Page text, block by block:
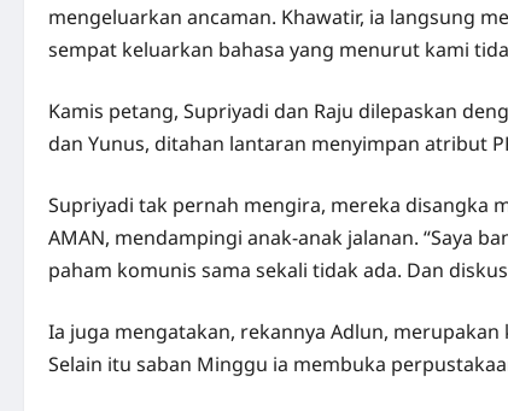
mengeluarkan ancaman. Khawatir, ia langsung
sempat keluarkan bahasa yang menurut kami
Kamis petang, Supriyadi dan Raju dilepaskan
dan Yunus, ditahan lantaran menyimpan atribut
Supriyadi tak pernah mengira, mereka disangka
AMAN, mendampingi anak-anak jalanan. “Saya
paham komunis sama sekali tidak ada. Dan
Ia juga mengatakan, rekannya Adlun,
Selain itu saban Minggu ia membuka